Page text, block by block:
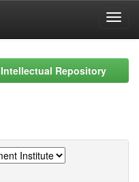
Repository